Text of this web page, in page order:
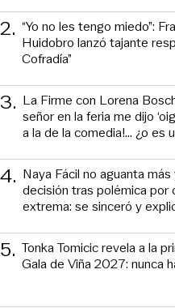
2. “Yo no les tengo miedo”:
Huidobro lanzó tajante
Cofradía”
3. La Firme con Lorena
señor en la feria me dijo
a la de la comedia!... ¿o es
4. Naya Fácil no aguanta
decisión tras polémica por
extrema: se sinceró y
5. Tonka Tomicic revela a la
Gala de Viña 2027: nunca